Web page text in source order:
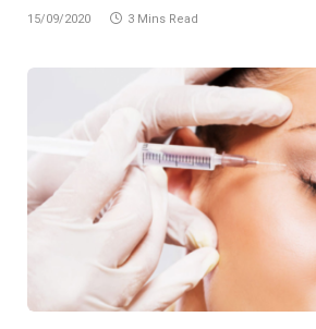
15/09/2020 3 Mins Read